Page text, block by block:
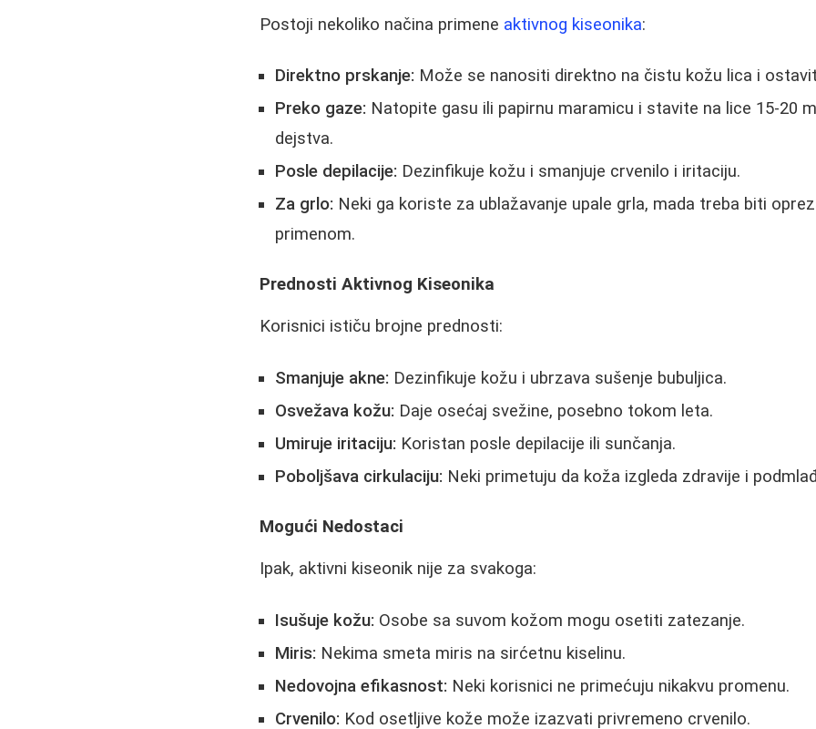
Postoji nekoliko načina primene aktivnog kiseonika:
Direktno prskanje: Može se nanositi direktno na čistu kožu lica i
Preko gaze: Natopite gasu ili papirnu maramicu i stavite na lice 15-20
dejstva.
Posle depilacije: Dezinfikuje kožu i smanjuje crvenilo i iritaciju.
Za grlo: Neki ga koriste za ublažavanje upale grla, mada treba biti
primenom.
Prednosti Aktivnog Kiseonika
Korisnici ističu brojne prednosti:
Smanjuje akne: Dezinfikuje kožu i ubrzava sušenje bubuljica.
Osvežava kožu: Daje osećaj svežine, posebno tokom leta.
Umiruje iritaciju: Koristan posle depilacije ili sunčanja.
Poboljšava cirkulaciju: Neki primetuju da koža izgleda zdravije i
Mogući Nedostaci
Ipak, aktivni kiseonik nije za svakoga:
Isušuje kožu: Osobe sa suvom kožom mogu osetiti zatezanje.
Miris: Nekima smeta miris na sirćetnu kiselinu.
Nedovojna efikasnost: Neki korisnici ne primećuju nikakvu promenu.
Crvenilo: Kod osetljive kože može izazvati privremeno crvenilo.